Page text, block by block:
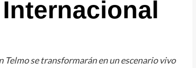
Telmo se transformarán en un escenario vivo